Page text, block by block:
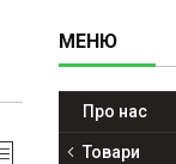
Про нас
Товари